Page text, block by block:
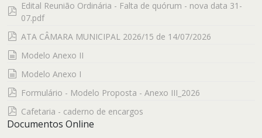
pdf
Edital Reunião Ordinária - Falta de quórum - nova data 31-
07.pdf
pdf
ATA CÂMARA MUNICIPAL 2026/15 de 14/07/2026
documento
Modelo Anexo II
documento
Modelo Anexo I
pdf
Formulário - Modelo Proposta - Anexo III_2026
pdf
Cafetaria - caderno de encargos
Documentos Online